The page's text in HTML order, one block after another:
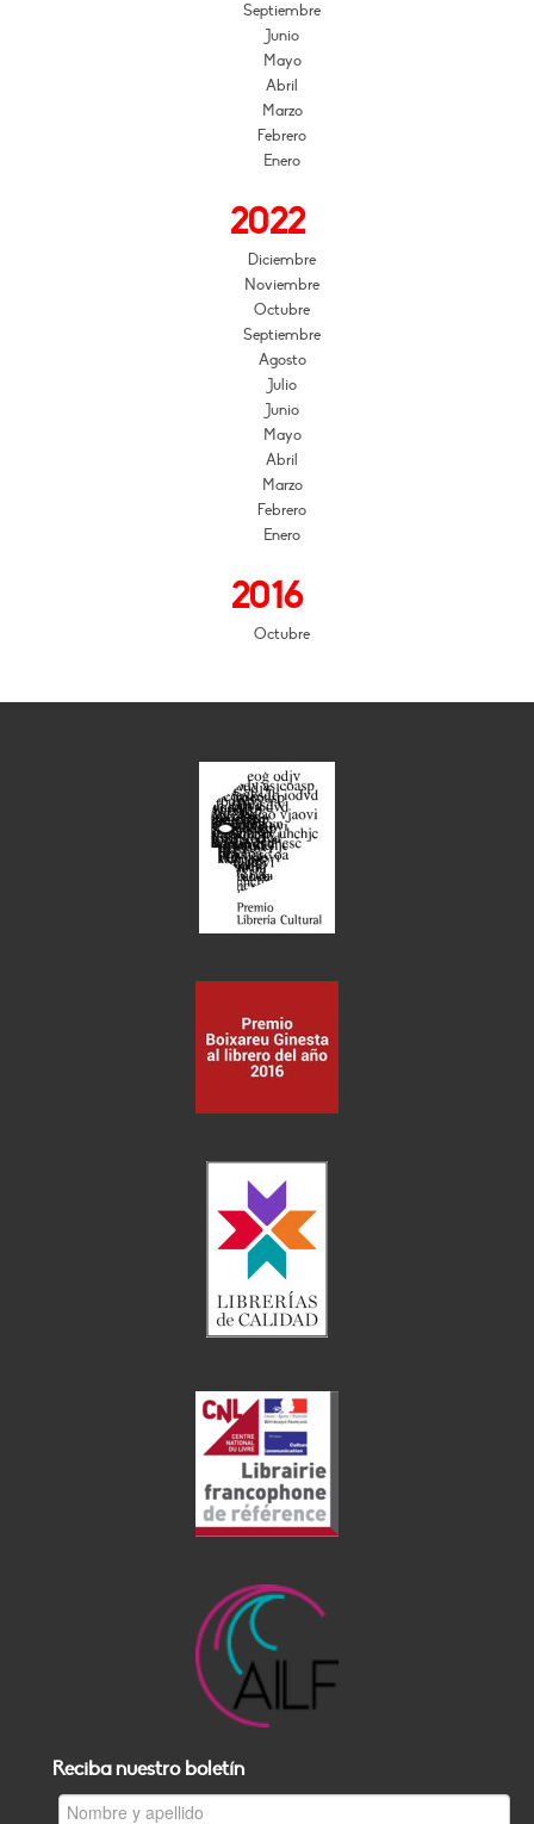
Septiembre
Junio
Mayo
Abril
Marzo
Febrero
Enero
2022
Diciembre
Noviembre
Octubre
Septiembre
Agosto
Julio
Junio
Mayo
Abril
Marzo
Febrero
Enero
2016
Octubre
Reciba nuestro boletín